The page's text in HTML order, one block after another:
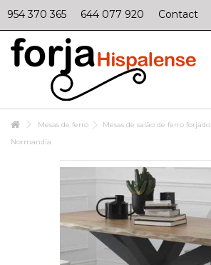
954 370 365 644 077 920 Contact
Mesas de ferro Mesas de salão de ferro forjado
Normandía